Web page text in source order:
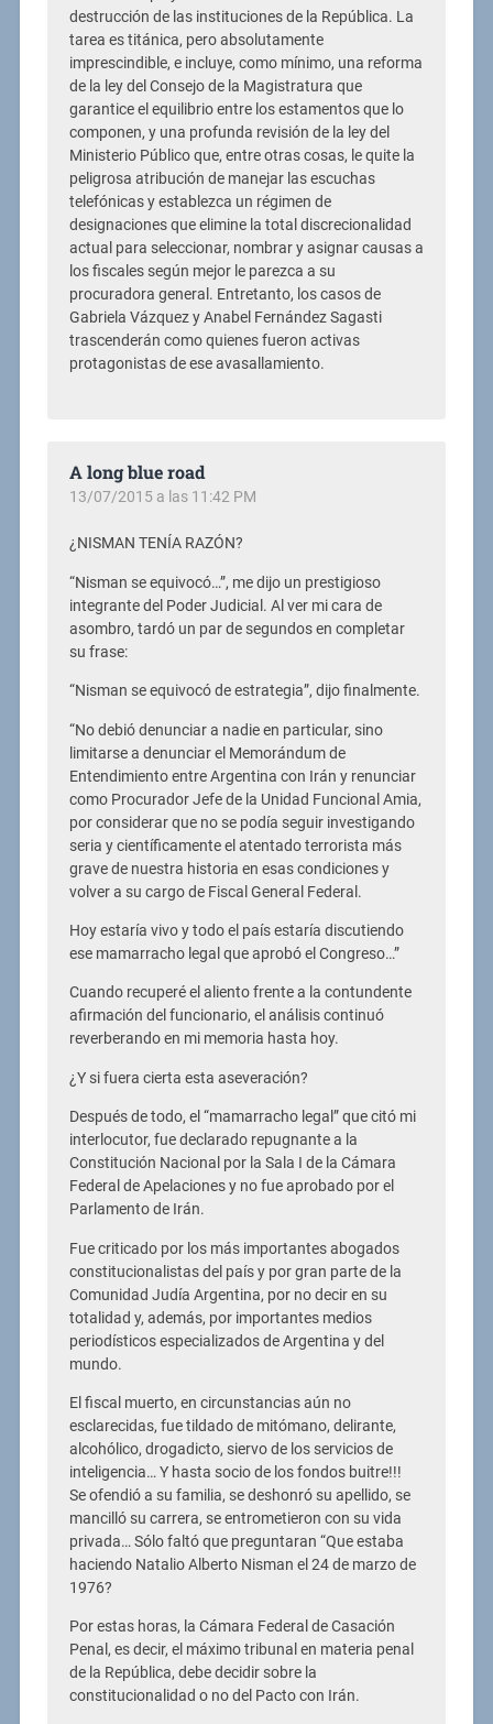
destrucción de las instituciones de la República. La
tarea es titánica, pero absolutamente
imprescindible, e incluye, como mínimo, una reforma
de la ley del Consejo de la Magistratura que
garantice el equilibrio entre los estamentos que lo
componen, y una profunda revisión de la ley del
Ministerio Público que, entre otras cosas, le quite la
peligrosa atribución de manejar las escuchas
telefónicas y establezca un régimen de
designaciones que elimine la total discrecionalidad
actual para seleccionar, nombrar y asignar causas a
los fiscales según mejor le parezca a su
procuradora general. Entretanto, los casos de
Gabriela Vázquez y Anabel Fernández Sagasti
trascenderán como quienes fueron activas
protagonistas de ese avasallamiento.
A long blue road
13/07/2015 a las 11:42 PM
¿NISMAN TENÍA RAZÓN?
“Nisman se equivocó…”, me dijo un prestigioso
integrante del Poder Judicial. Al ver mi cara de
asombro, tardó un par de segundos en completar
su frase:
“Nisman se equivocó de estrategia”, dijo finalmente.
“No debió denunciar a nadie en particular, sino
limitarse a denunciar el Memorándum de
Entendimiento entre Argentina con Irán y renunciar
como Procurador Jefe de la Unidad Funcional Amia,
por considerar que no se podía seguir investigando
seria y científicamente el atentado terrorista más
grave de nuestra historia en esas condiciones y
volver a su cargo de Fiscal General Federal.
Hoy estaría vivo y todo el país estaría discutiendo
ese mamarracho legal que aprobó el Congreso…”
Cuando recuperé el aliento frente a la contundente
afirmación del funcionario, el análisis continuó
reverberando en mi memoria hasta hoy.
¿Y si fuera cierta esta aseveración?
Después de todo, el “mamarracho legal” que citó mi
interlocutor, fue declarado repugnante a la
Constitución Nacional por la Sala I de la Cámara
Federal de Apelaciones y no fue aprobado por el
Parlamento de Irán.
Fue criticado por los más importantes abogados
constitucionalistas del país y por gran parte de la
Comunidad Judía Argentina, por no decir en su
totalidad y, además, por importantes medios
periodísticos especializados de Argentina y del
mundo.
El fiscal muerto, en circunstancias aún no
esclarecidas, fue tildado de mitómano, delirante,
alcohólico, drogadicto, siervo de los servicios de
inteligencia… Y hasta socio de los fondos buitre!!!
Se ofendió a su familia, se deshonró su apellido, se
mancilló su carrera, se entrometieron con su vida
privada… Sólo faltó que preguntaran “Que estaba
haciendo Natalio Alberto Nisman el 24 de marzo de
1976?
Por estas horas, la Cámara Federal de Casación
Penal, es decir, el máximo tribunal en materia penal
de la República, debe decidir sobre la
constitucionalidad o no del Pacto con Irán.